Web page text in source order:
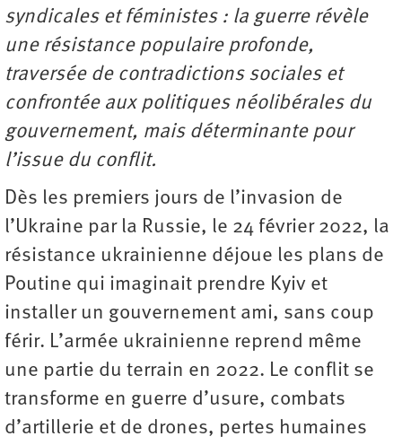
syndicales et féministes : la guerre révèle
une résistance populaire profonde,
traversée de contradictions sociales et
confrontée aux politiques néolibérales du
gouvernement, mais déterminante pour
l’issue du conflit.
Dès les premiers jours de l’invasion de
l’Ukraine par la Russie, le 24 février 2022, la
résistance ukrainienne déjoue les plans de
Poutine qui imaginait prendre Kyiv et
installer un gouvernement ami, sans coup
férir. L’armée ukrainienne reprend même
une partie du terrain en 2022. Le conflit se
transforme en guerre d’usure, combats
d’artillerie et de drones, pertes humaines